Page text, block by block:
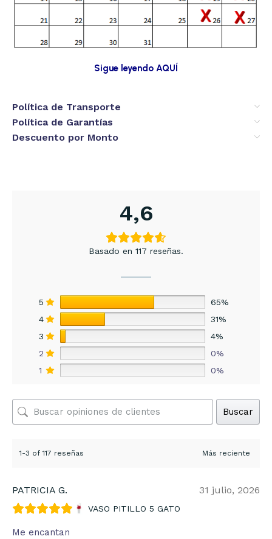
Sigue leyendo AQUÍ
Política de Transporte
Política de Garantías
Descuento por Monto
4,6
Basado en 117 reseñas.
5
65%
4
31%
3
4%
2
0%
1
0%
Buscar
1-3 of 117 reseñas
PATRICIA G. 31 julio, 2026
VASO PITILLO 5 GATO
Me encantan